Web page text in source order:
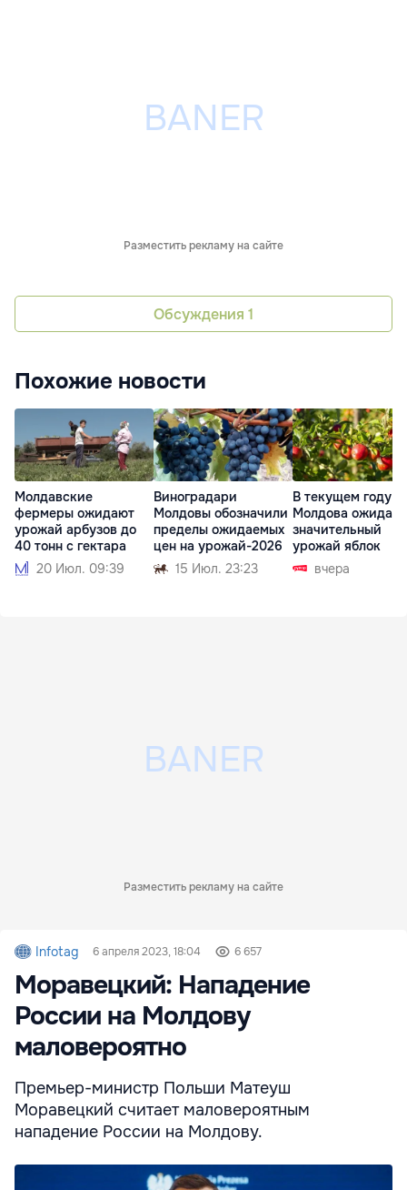
Разместить рекламу на сайте
Обсуждения 1
Похожие новости
Молдавские
фермеры ожидают
урожай арбузов до
40 тонн с гектара
20 Июл. 09:39
Виноградари
Молдовы обозначили
пределы ожидаемых
цен на урожай-2026
15 Июл. 23:23
В текущем году
Молдова ожидает
значительный
урожай яблок
вчера
Разместить рекламу на сайте
Infotag 6 апреля 2023, 18:04 6 657
Моравецкий: Нападение
России на Молдову
маловероятно
Премьер-министр Польши Матеуш
Моравецкий считает маловероятным
нападение России на Молдову.